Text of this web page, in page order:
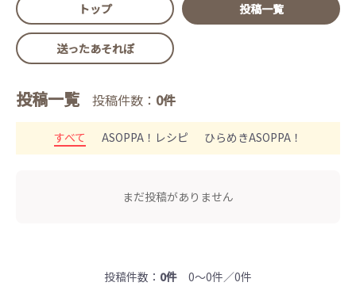
トップ 投稿一覧
送ったあそれぽ
投稿一覧 投稿件数： 0件
すべて ASOPPA！レシピ ひらめきASOPPA！
まだ投稿がありません
投稿件数： 0件 0～0件／0件